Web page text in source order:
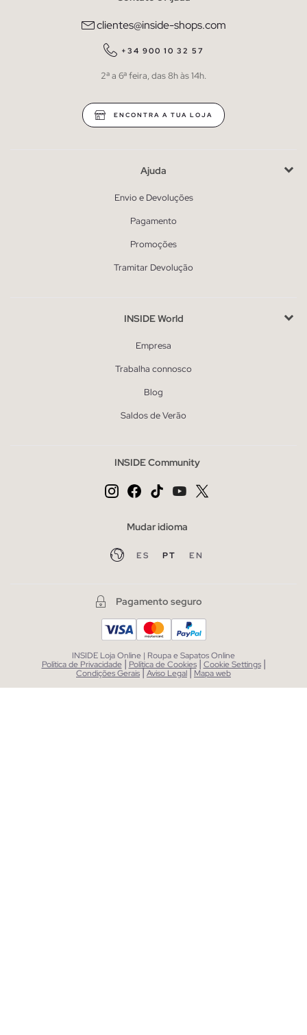
clientes@inside-shops.com
+34 900 10 32 57
2ª a 6ª feira, das 8h às 14h.
ENCONTRA A TUA LOJA
Ajuda
Envio e Devoluções
Pagamento
Promoções
Tramitar Devolução
INSIDE World
Empresa
Trabalha connosco
Blog
Saldos de Verão
INSIDE Community
Mudar idioma
ES PT EN
Pagamento seguro
INSIDE Loja Online | Roupa e Sapatos Online
Política de Privacidade | Política de Cookies | Cookie Settings |
Condições Gerais|Aviso Legal| Mapa web